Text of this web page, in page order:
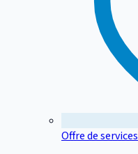
Offre de services